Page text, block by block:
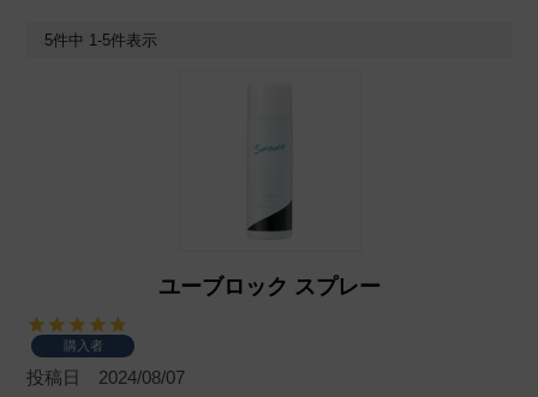
5件中 1-5件表示
ユーブロック スプレー
購入者
投稿日 2024/08/07